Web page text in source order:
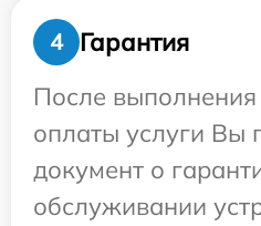
4
Гарантия
После выполнения
оплаты услуги Вы
документ о
обслуживании